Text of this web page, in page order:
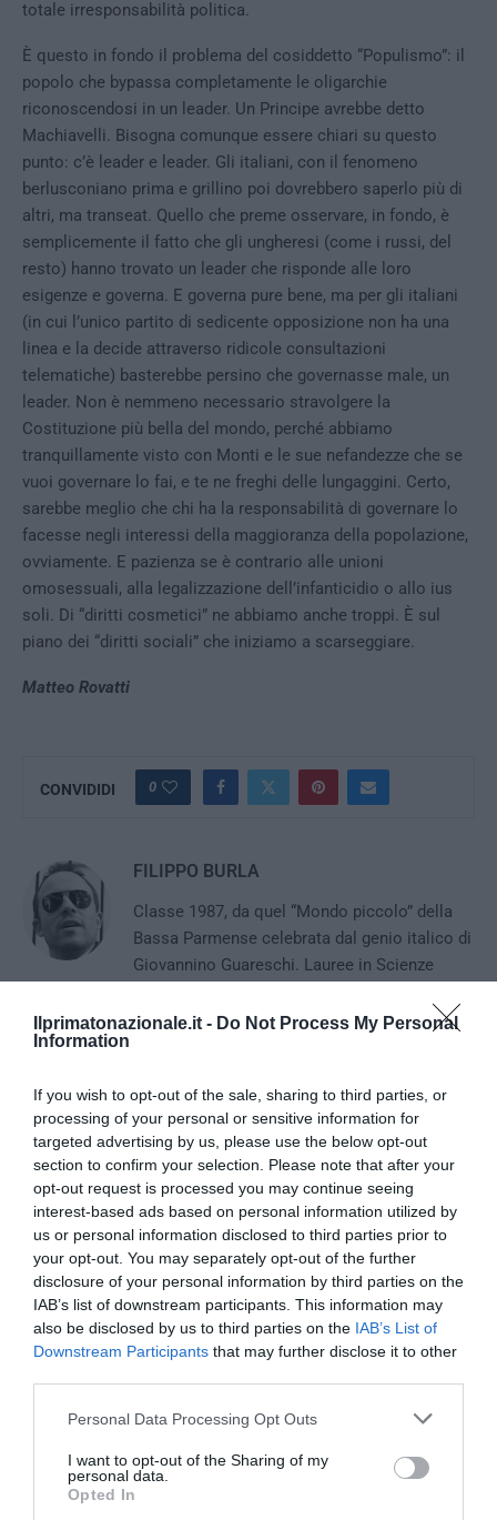
Ilprimatonazionale.it - Do Not Process My Personal
Information
If you wish to opt-out of the sale, sharing to third parties, or
processing of your personal or sensitive information for
targeted advertising by us, please use the below opt-out
section to confirm your selection. Please note that after your
opt-out request is processed you may continue seeing
interest-based ads based on personal information utilized by
us or personal information disclosed to third parties prior to
your opt-out. You may separately opt-out of the further
disclosure of your personal information by third parties on the
IAB’s list of downstream participants. This information may
also be disclosed by us to third parties on the IAB’s List of
Downstream Participants that may further disclose it to other
Please note that this website/app uses one or more Google
not limited to your visit or usage behaviour. You may click to
grant or deny consent to Google and its third-party tags to
use your data for below specified purposes in below Google
Personal Data Processing Opt Outs
I want to opt-out of the Sharing of my
personal data.
Opted In
totale irresponsabilità politica.
È questo in fondo il problema del cosiddetto “Populismo”: il
popolo che bypassa completamente le oligarchie
riconoscendosi in un leader. Un Principe avrebbe detto
Machiavelli. Bisogna comunque essere chiari su questo
punto: c’è leader e leader. Gli italiani, con il fenomeno
berlusconiano prima e grillino poi dovrebbero saperlo più di
altri, ma transeat. Quello che preme osservare, in fondo, è
semplicemente il fatto che gli ungheresi (come i russi, del
resto) hanno trovato un leader che risponde alle loro
esigenze e governa. E governa pure bene, ma per gli italiani
(in cui l’unico partito di sedicente opposizione non ha una
linea e la decide attraverso ridicole consultazioni
telematiche) basterebbe persino che governasse male, un
leader. Non è nemmeno necessario stravolgere la
Costituzione più bella del mondo, perché abbiamo
tranquillamente visto con Monti e le sue nefandezze che se
vuoi governare lo fai, e te ne freghi delle lungaggini. Certo,
sarebbe meglio che chi ha la responsabilità di governare lo
facesse negli interessi della maggioranza della popolazione,
ovviamente. E pazienza se è contrario alle unioni
omosessuali, alla legalizzazione dell’infanticidio o allo ius
soli. Di “diritti cosmetici” ne abbiamo anche troppi. È sul
piano dei “diritti sociali” che iniziamo a scarseggiare.
Matteo Rovatti
CONVIDIDI 0
FILIPPO BURLA
Classe 1987, da quel “Mondo piccolo” della
Bassa Parmense celebrata dal genio italico di
Giovannino Guareschi. Lauree in Scienze
bassa, cresciuto sui grandi temi della politica industriale e
dell’imprescindibile intervento pubblico. Sogna la
mondo.
previous post
Caso Marò: avanti piano… quasi indietro
next post
Quanto vale l’acciaio italiano? Un euro e due marò